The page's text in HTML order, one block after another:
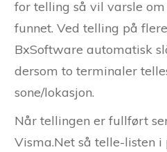
for telling så vil varsle
funnet. Ved telling på
BxSoftware automatisk
dersom to terminaler
sone/lokasjon.
Når tellingen er fullført
Visma.Net så telle-listen